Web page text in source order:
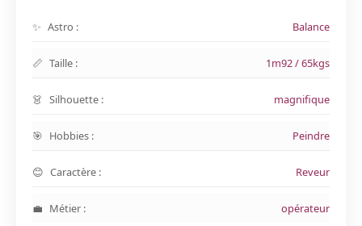
Astro : Balance
Taille : 1m92 / 65kgs
Silhouette : magnifique
Hobbies : Peindre
Caractère : Reveur
Métier : opérateur